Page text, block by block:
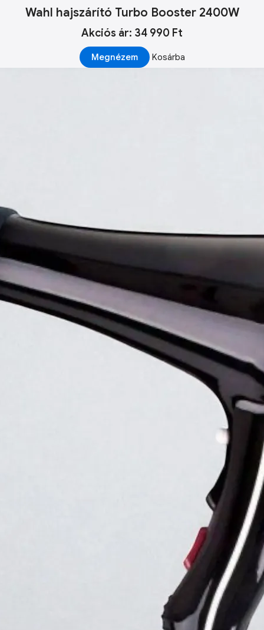
Wahl hajszárító Turbo Booster 2400W
Akciós ár: 34 990 Ft
Megnézem Kosárba